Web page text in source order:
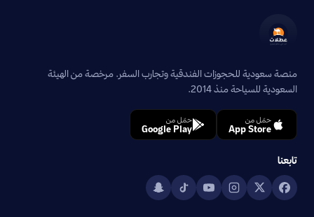
منصة سعودية للحجوزات الفندقية وتجارب السفر. مرخصة من الهيئة
السعودية للسياحة منذ 2014.
حمّل من
App Store
حمّل من
Google Play
تابعنا